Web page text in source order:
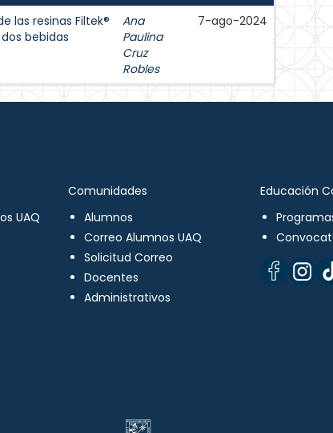
las resinas Filtek®
bebidas
Ana
Paulina
Cruz
Robles
7-ago-2024
UAQ
Comunidades
Alumnos
Correo Alumnos UAQ
Solicitud Correo
Docentes
Administrativos
Educación